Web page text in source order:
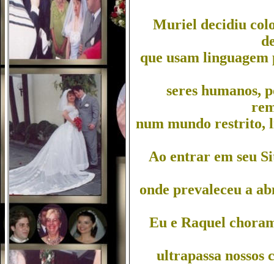
Muriel decidiu
que usam
seres humanos,
num mundo restrito,
Ao entrar em seu
onde prevaleceu a
Eu e Raquel
ultrapassa nossos